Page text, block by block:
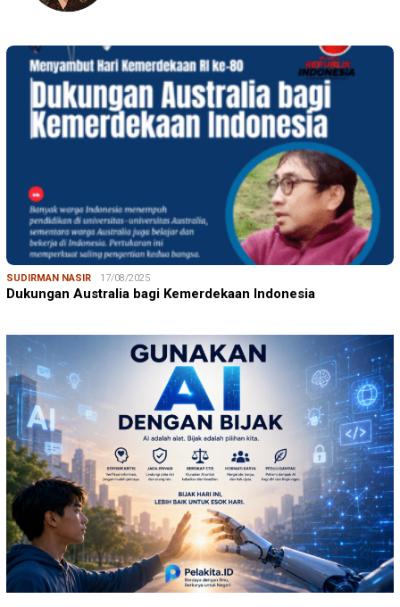
SUDIRMAN NASIR 17/08/2025
Dukungan Australia bagi Kemerdekaan Indonesia